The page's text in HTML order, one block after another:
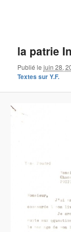
la patrie
Publié lejuin 28,
Textes sur Y.F.